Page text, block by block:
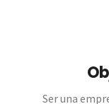
Ser una